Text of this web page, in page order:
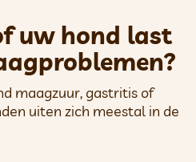
uw hond last
maagzuur, gastritis of
uiten zich meestal in de